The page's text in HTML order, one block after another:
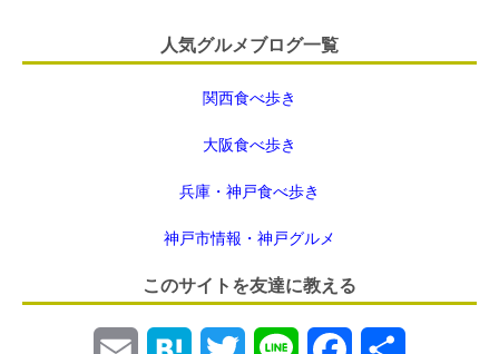
人気グルメブログ一覧
関西食べ歩き
大阪食べ歩き
兵庫・神戸食べ歩き
神戸市情報・神戸グルメ
このサイトを友達に教える